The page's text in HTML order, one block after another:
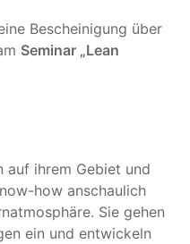
Bescheinigung über
Seminar „Lean
auf ihrem Gebiet und
how anschaulich
Sie gehen
ein und entwickeln